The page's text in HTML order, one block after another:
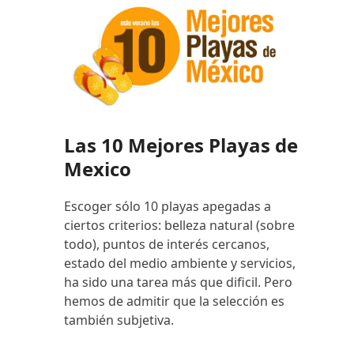
Las 10 Mejores Playas de
Mexico
Escoger sólo 10 playas apegadas a
ciertos criterios: belleza natural (sobre
todo), puntos de interés cercanos,
estado del medio ambiente y servicios,
ha sido una tarea más que dificil. Pero
hemos de admitir que la selección es
también subjetiva.